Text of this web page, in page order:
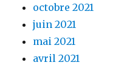
octobre 2021
juin 2021
mai 2021
avril 2021